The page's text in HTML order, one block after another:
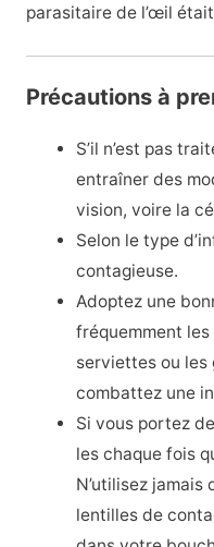
parasitaire de l’œil
Précautions à
S’il n’est pas
entraîner des
vision, voire la
Selon le type
contagieuse.
Adoptez une
fréquemment
serviettes ou
combattez une
Si vous portez
les chaque fois
N’utilisez
lentilles de